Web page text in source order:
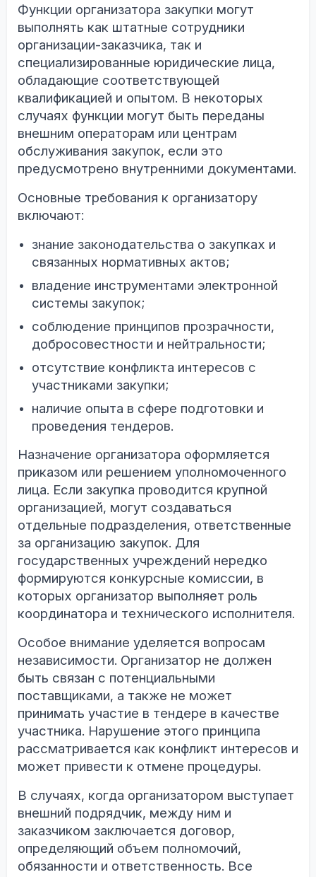
Функции организатора закупки могут
выполнять как штатные сотрудники
организации-заказчика, так и
специализированные юридические лица,
обладающие соответствующей
квалификацией и опытом. В некоторых
случаях функции могут быть переданы
внешним операторам или центрам
обслуживания закупок, если это
предусмотрено внутренними документами.
Основные требования к организатору
включают:
знание законодательства о закупках и
связанных нормативных актов;
владение инструментами электронной
системы закупок;
соблюдение принципов прозрачности,
добросовестности и нейтральности;
отсутствие конфликта интересов с
участниками закупки;
наличие опыта в сфере подготовки и
проведения тендеров.
Назначение организатора оформляется
приказом или решением уполномоченного
лица. Если закупка проводится крупной
организацией, могут создаваться
отдельные подразделения, ответственные
за организацию закупок. Для
государственных учреждений нередко
формируются конкурсные комиссии, в
которых организатор выполняет роль
координатора и технического исполнителя.
Особое внимание уделяется вопросам
независимости. Организатор не должен
быть связан с потенциальными
поставщиками, а также не может
принимать участие в тендере в качестве
участника. Нарушение этого принципа
рассматривается как конфликт интересов и
может привести к отмене процедуры.
В случаях, когда организатором выступает
внешний подрядчик, между ним и
заказчиком заключается договор,
определяющий объем полномочий,
обязанности и ответственность. Все